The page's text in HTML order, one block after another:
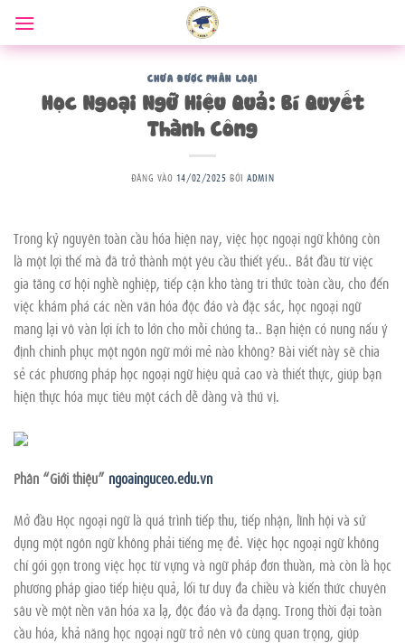
qua
nội
CHƯA ĐƯỢC PHÂN LOẠI
Học Ngoại Ngữ Hiệu Quả: Bí Quyết
Thành Công
ĐĂNG VÀO 14/02/2025 BỞIADMIN
Trong kỷ nguyên toàn cầu hóa hiện nay, việc học ngoại ngữ không còn
là một lợi thế mà đã trở thành một yêu cầu thiết yếu.. Bắt đầu từ việc
gia tăng cơ hội nghề nghiệp, tiếp cận kho tàng tri thức toàn cầu, cho đến
việc khám phá các nền văn hóa độc đáo và đặc sắc, học ngoại ngữ
mang lại vô vàn lợi ích to lớn cho mỗi chúng ta.. Bạn hiện có nung nấu ý
định chinh phục một ngôn ngữ mới mẻ nào không? Bài viết này sẽ chia
sẻ các phương pháp học ngoại ngữ hiệu quả cao và thiết thực, giúp bạn
hiện thực hóa mục tiêu một cách dễ dàng và thú vị.
Phần “Giới thiệu” ngoainguceo.edu.vn
Mở đầu Học ngoại ngữ là quá trình tiếp thu, tiếp nhận, lĩnh hội và sử
dụng một ngôn ngữ không phải tiếng mẹ đẻ. Việc học ngoại ngữ không
chỉ gói gọn trong việc học từ vựng và ngữ pháp đơn thuần, mà còn là học
phương pháp giao tiếp hiệu quả, lối tư duy đa chiều và kiến thức chuyên
sâu về một nền văn hóa xa lạ, độc đáo và đa dạng. Trong thời đại toàn
cầu hóa, khả năng học ngoại ngữ trở nên vô cùng quan trọng, giúp